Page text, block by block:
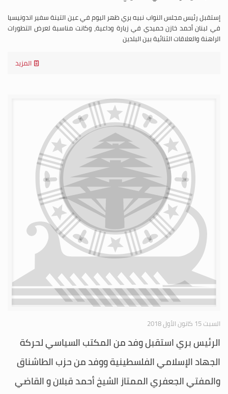
إستقبل رئيس مجلس النواب نبيه بري ظهر اليوم في عين التينة سفير اندونيسيا
في لبنان أحمد خازن حميدي في زيارة وداعية، وكانت مناسبة لعرض التطورات
الراهنة والعلاقات الثنائية بين البلدين
المزيد
السبت 15 كانون الأول 2018
الرئيس بري استقبل وفد من المكتب السياسي لحركة
الجهاد الإسلامي الفلسطينية ووفد من حزب الطاشناق
والمفتي الجعفري الممتاز الشيخ أحمد قبلان و القاضي